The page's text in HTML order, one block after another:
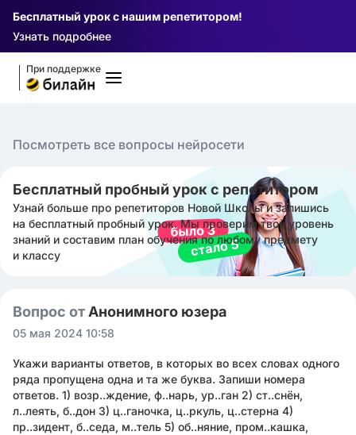
Бесплатный урок с нашим репетитором!
Узнать подробнее
При поддержке
Посмотреть все вопросы нейросети
Бесплатный пробный урок с репетитором
Узнай больше про репетиторов Новой Школы и запишись
на бесплатный пробный урок. Мы проверим твой уровень
знаний и составим план обучения по любому предмету
и классу
Вопрос от Анонимного юзера
05 мая 2024 10:58
Укажи варианты ответов, в которых во всех словах одного
ряда пропущена одна и та же буква. Запиши номера
ответов. 1) возр..ждение, ф..нарь, ур..ган 2) ст..снён,
л..леять, б..дон 3) ц..ганочка, ц..ркуль, ц..стерна 4)
пр..зидент, б..седа, м..тель 5) об..няние, пром..кашка,